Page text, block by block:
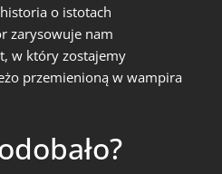
o istotach
zarysowuje nam
w który zostajemy
przemienioną w wampira